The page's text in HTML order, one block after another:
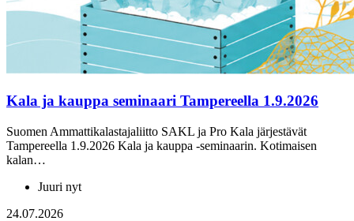
Kala ja kauppa seminaari Tampereella 1.9.2026
Suomen Ammattikalastajaliitto SAKL ja Pro Kala järjestävät
Tampereella 1.9.2026 Kala ja kauppa -seminaarin. Kotimaisen
kalan…
Juuri nyt
24.07.2026